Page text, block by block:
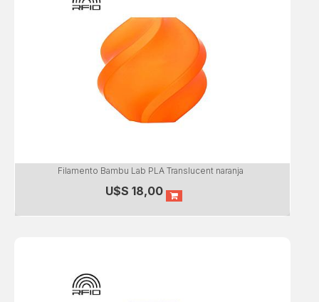
Filamento Bambu Lab PLA Translucent naranja
U$S18,00